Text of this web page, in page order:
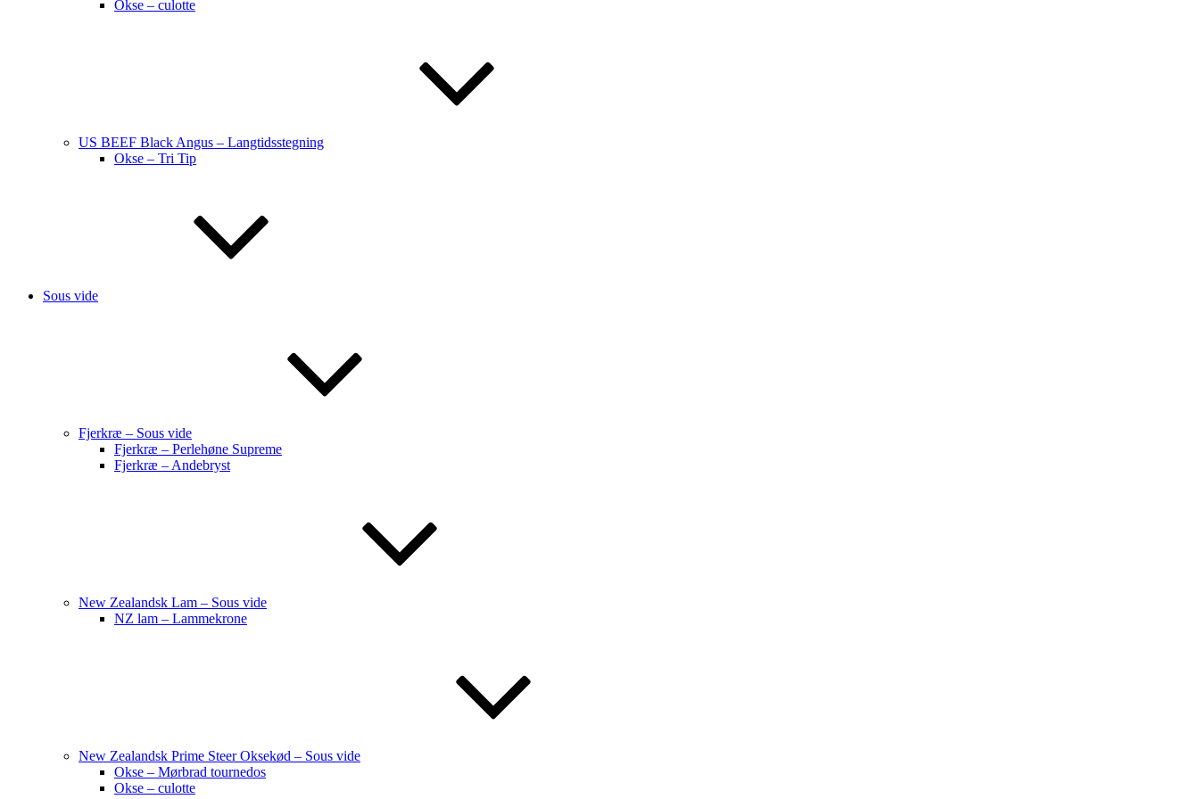
Okse – culotte
US BEEF Black Angus – Langtidsstegning
Okse – Tri Tip
Sous vide
Fjerkræ – Sous vide
Fjerkræ – Perlehøne Supreme
Fjerkræ – Andebryst
New Zealandsk Lam – Sous vide
NZ lam – Lammekrone
New Zealandsk Prime Steer Oksekød – Sous vide
Okse – Mørbrad tournedos
Okse – culotte